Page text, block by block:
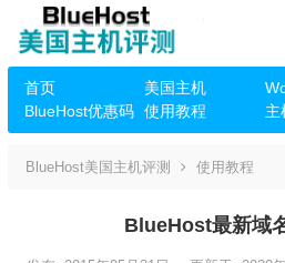
首页 美国主机
BlueHost优惠码
使用教程 主
BlueHost美国主机评测 使用教程
BlueHost最新域